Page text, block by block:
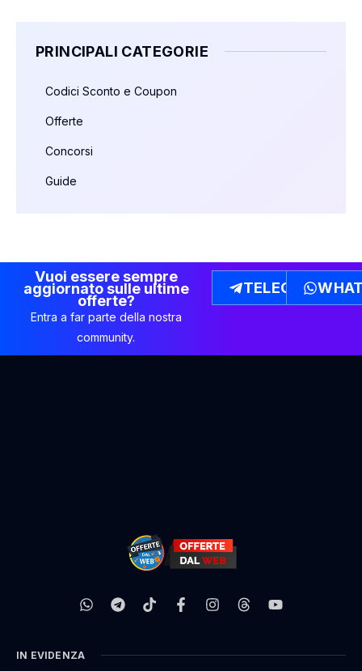
PRINCIPALI CATEGORIE
Codici Sconto e Coupon
Offerte
Concorsi
Guide
Vuoi essere sempre
aggiornato sulle ultime
offerte?
Entra a far parte della nostra
community.
TELEGRAM
IN EVIDENZA